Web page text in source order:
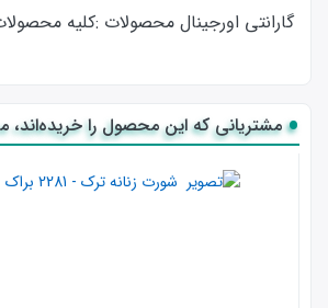
گارانتی اورجینال محصولات :كليه
مشتریانی که این محصول را خریده‌اند،